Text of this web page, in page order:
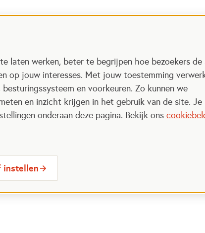
laten werken, beter te begrijpen hoe bezoekers de
op jouw interesses. Met jouw toestemming
en voorkeuren. Zo kunnen we
en inzicht krijgen in het gebruik van de site.
onderaan deze pagina. Bekijk ons
instellen